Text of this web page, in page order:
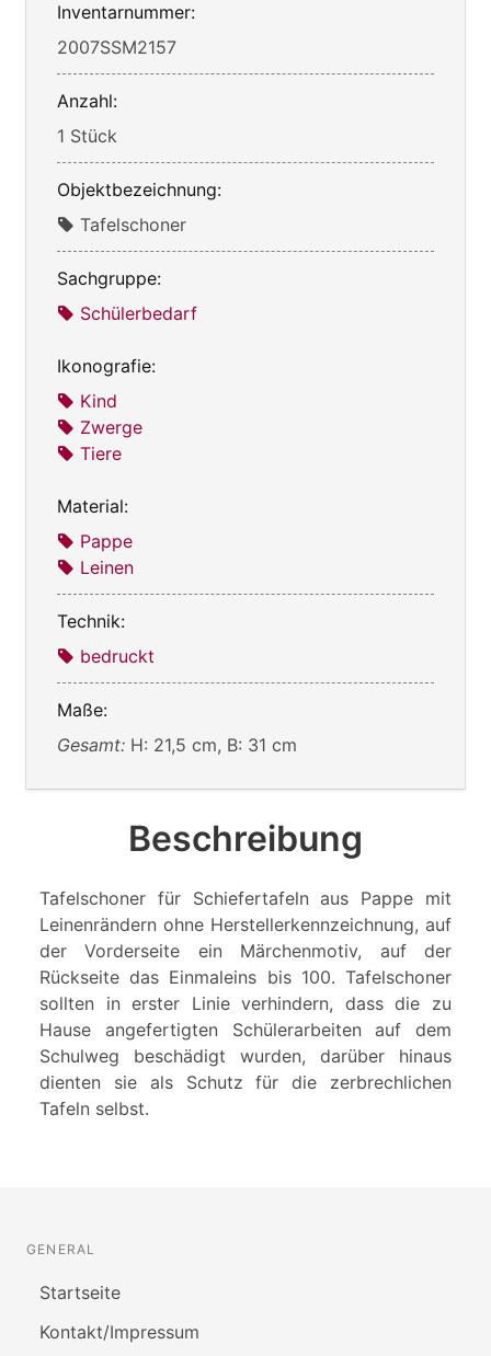
Inventarnummer:
2007SSM2157
Anzahl:
1 Stück
Objektbezeichnung:
Tafelschoner
Sachgruppe:
Schülerbedarf
Ikonografie:
Kind
Zwerge
Tiere
Material:
Pappe
Leinen
Technik:
bedruckt
Maße:
Gesamt: H: 21,5 cm, B: 31 cm
Beschreibung
Tafelschoner für Schiefertafeln aus Pappe mit
Leinenrändern ohne Herstellerkennzeichnung, auf
der Vorderseite ein Märchenmotiv, auf der
Rückseite das Einmaleins bis 100. Tafelschoner
sollten in erster Linie verhindern, dass die zu
Hause angefertigten Schülerarbeiten auf dem
Schulweg beschädigt wurden, darüber hinaus
dienten sie als Schutz für die zerbrechlichen
Tafeln selbst.
GENERAL
Startseite
Kontakt/Impressum